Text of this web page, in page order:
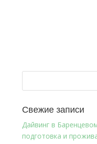
Свежие записи
Дайвинг в
подготовка и